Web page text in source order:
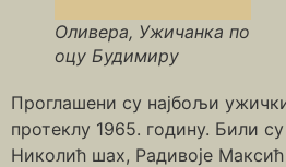
Оливера, Ужичанка по
оцу Будимиру
Проглашени су најбољи
протеклу 1965. годину. Били
Николић шах, Радивоје